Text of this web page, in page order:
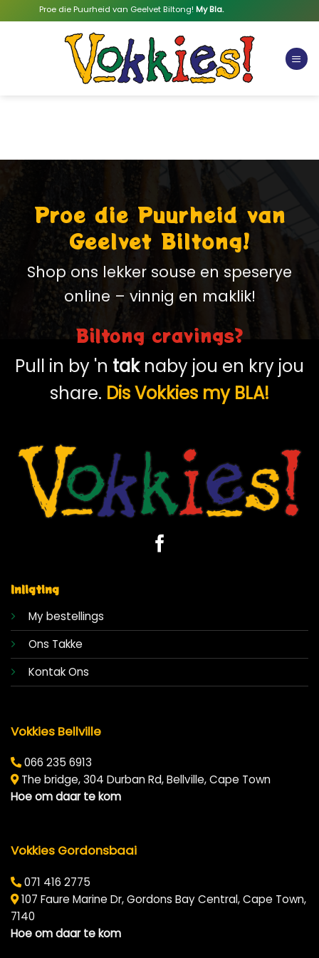
to
Proe die Puurheid van Geelvet Biltong!My Bla.
Proe die Puurheid van
Geelvet Biltong!
Shop ons lekker souse en speserye
online – vinnig en maklik!
Biltong cravings?
Pull in by 'n taknaby jou en kry jou
share. Dis Vokkies my BLA!
Inligting
My bestellings
Ons Takke
Kontak Ons
Vokkies Bellville
066 235 6913
The bridge, 304 Durban Rd, Bellville, Cape Town
Hoe om daar te kom
Vokkies Gordonsbaai
071 416 2775
107 Faure Marine Dr, Gordons Bay Central, Cape Town,
7140
Hoe om daar te kom